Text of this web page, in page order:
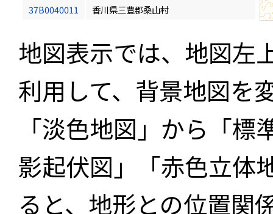
37B0040011
香川県三豊郡桑山村
地図表示では、地図左
利用して、背景地図を
「淡色地図」から「
影起伏図」「赤色立体
ると、地形との位置関